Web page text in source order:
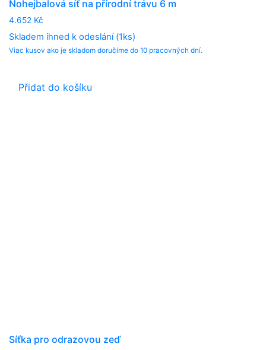
Nohejbalová síť na přírodní trávu 6 m
4.652 Kč
Skladem ihned k odeslání (1ks)
Viac kusov ako je skladom doručíme do 10 pracovných dní.
Přidat do košíku
Síťka pro odrazovou zeď